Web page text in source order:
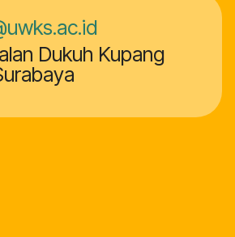
Dukuh Kupang